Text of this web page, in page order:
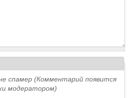
спамер (Комментарий появится
модератором)